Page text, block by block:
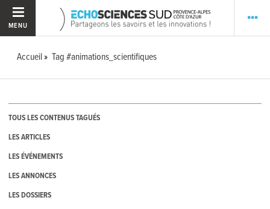
MENU
Accueil Tag #animations_scientifiques
TOUS LES CONTENUS TAGUÉS
LES ARTICLES
LES ÉVÉNEMENTS
LES ANNONCES
LES DOSSIERS